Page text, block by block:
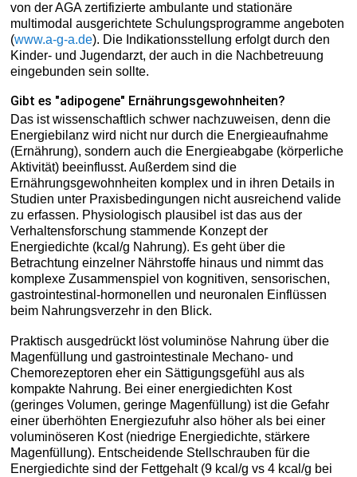
von der AGA zertifizierte ambulante und stationäre
multimodal ausgerichtete Schulungsprogramme angeboten
(www.a-g-a.de). Die Indikationsstellung erfolgt durch den
Kinder- und Jugendarzt, der auch in die Nachbetreuung
eingebunden sein sollte.
Gibt es "adipogene" Ernährungsgewohnheiten?
Das ist wissenschaftlich schwer nachzuweisen, denn die
Energiebilanz wird nicht nur durch die Energieaufnahme
(Ernährung), sondern auch die Energieabgabe (körperliche
Aktivität) beeinflusst. Außerdem sind die
Ernährungsgewohnheiten komplex und in ihren Details in
Studien unter Praxisbedingungen nicht ausreichend valide
zu erfassen. Physiologisch plausibel ist das aus der
Verhaltensforschung stammende Konzept der
Energiedichte (kcal/g Nahrung). Es geht über die
Betrachtung einzelner Nährstoffe hinaus und nimmt das
komplexe Zusammenspiel von kognitiven, sensorischen,
gastrointestinal-hormonellen und neuronalen Einflüssen
beim Nahrungsverzehr in den Blick.
Praktisch ausgedrückt löst voluminöse Nahrung über die
Magenfüllung und gastrointestinale Mechano- und
Chemorezeptoren eher ein Sättigungsgefühl aus als
kompakte Nahrung. Bei einer energiedichten Kost
(geringes Volumen, geringe Magenfüllung) ist die Gefahr
einer überhöhten Energiezufuhr also höher als bei einer
voluminöseren Kost (niedrige Energiedichte, stärkere
Magenfüllung). Entscheidende Stellschrauben für die
Energiedichte sind der Fettgehalt (9 kcal/g vs 4 kcal/g bei